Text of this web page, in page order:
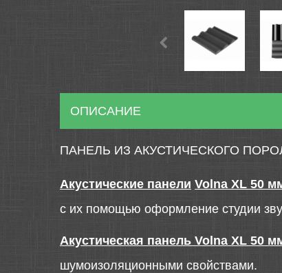
ОПИСАНИЕ
ПАНЕЛЬ ИЗ АКУСТИЧЕСКОГО
Акустические панели Volna XL 50
с их помощью оформление студии
Акустическая панель Volna XL 50
шумоизоляционными свойствами.